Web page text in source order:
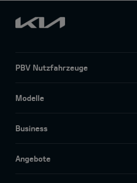
PBV Nutzfahrzeuge
Modelle
Business
Angebote